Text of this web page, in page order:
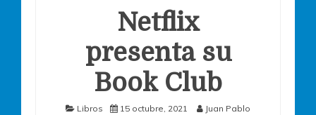
Netflix
presenta su
Book Club
Libros 15 octubre, 2021
Juan Pablo